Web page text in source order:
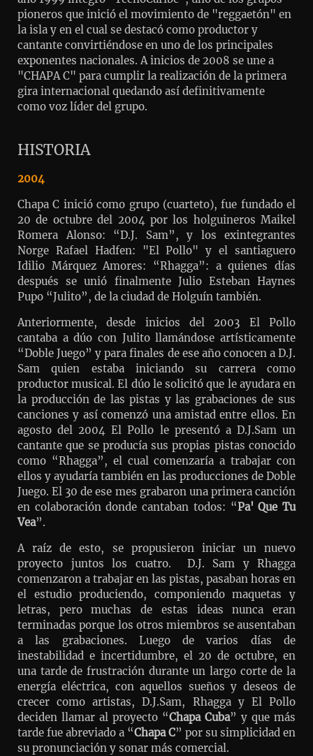
pioneros que inició el movimiento de "reggaetón" en
la isla y en el cual se destacó como productor y
cantante convirtiéndose en uno de los principales
exponentes nacionales. A inicios de 2008 se une a
"CHAPA C" para cumplir la realización de la primera
gira internacional quedando así definitivamente
como voz líder del grupo.
HISTORIA
2004
Chapa C inició como grupo (cuarteto), fue fundado el
20 de octubre del 2004 por los holguineros Maikel
Romera Alonso: “D.J. Sam”, y los exintegrantes
Norge Rafael Hadfen: "El Pollo" y el santiaguero
Idilio Márquez Amores: “Rhagga”: a quienes días
después se unió finalmente Julio Esteban Haynes
Pupo “Julito”, de la ciudad de Holguín también.
Anteriormente, desde inicios del 2003 El Pollo
cantaba a dúo con Julito llamándose artísticamente
“Doble Juego” y para finales de ese año conocen a D.J.
Sam quien estaba iniciando su carrera como
productor musical. El dúo le solicitó que le ayudara en
la producción de las pistas y las grabaciones de sus
canciones y así comenzó una amistad entre ellos. En
agosto del 2004 El Pollo le presentó a D.J.Sam un
cantante que se producía sus propias pistas conocido
como “Rhagga”, el cual comenzaría a trabajar con
ellos y ayudaría también en las producciones de Doble
Juego. El 30 de ese mes grabaron una primera canción
en colaboración donde cantaban todos: “Pa' Que Tu
Vea”.
A raíz de esto, se propusieron iniciar un nuevo
proyecto juntos los cuatro. D.J. Sam y Rhagga
comenzaron a trabajar en las pistas, pasaban horas en
el estudio produciendo, componiendo maquetas y
letras, pero muchas de estas ideas nunca eran
terminadas porque los otros miembros se ausentaban
a las grabaciones. Luego de varios días de
inestabilidad e incertidumbre, el 20 de octubre, en
una tarde de frustración durante un largo corte de la
energía eléctrica, con aquellos sueños y deseos de
crecer como artistas, D.J.Sam, Rhagga y El Pollo
deciden llamar al proyecto “Chapa Cuba” y que más
tarde fue abreviado a “Chapa C” por su simplicidad en
su pronunciación y sonar más comercial.